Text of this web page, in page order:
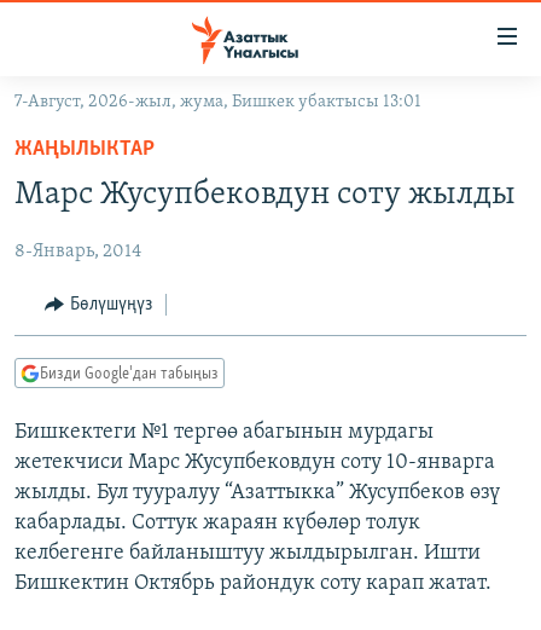
Навигацияга
өтүңүз
Издөөгө
салыңызКЫРГЫЗСТАН
САЯСАТ
ЭКОНОМИКА
ДҮЙНӨ
ДҮЙНӨ
БОРБОР АЗИЯ
УКРАИНА
АТАЙЫН ИЛИКТӨӨ
БҮГҮН АЗАТТЫКТА
ЭКСПЕРТТЕР ТАЛДАЙТ
БИЗ ЖАНА ДҮЙНӨ
ДАНИСТЕ
ЭЖЕ-СИҢДИЛЕР
ПОДКАСТ
ӨЗГӨЧӨ ПИКИР
Русский
ОНЛАЙН ШЕРИНЕ
7-Август, 2026-жыл, жума, Бишкек убактысы 13:01
ЖАҢЫЛЫКТАР
Марс Жусупбековдун соту жылды
8-Январь, 2014
Бөлүшүңүз
Бизди Google'дан табыңыз
Бишкектеги №1 тергөө абагынын мурдагы
жетекчиси Марс Жусупбековдун соту 10-январга
жылды. Бул тууралуу “Азаттыкка” Жусупбеков өзү
кабарлады. Соттук жараян күбөлөр толук
келбегенге байланыштуу жылдырылган. Ишти
Бишкектин Октябрь райондук соту карап жатат.